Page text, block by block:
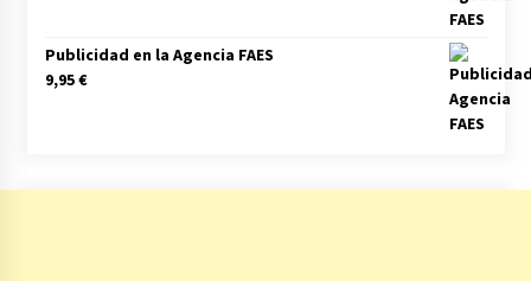
Publicidad en la Agencia FAES
9,95€